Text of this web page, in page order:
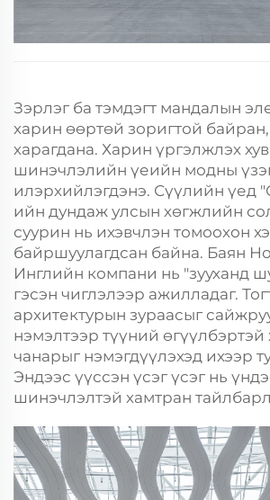
Зэрлэг ба тэмдэгт мандалын
харин өөртөй зоригтой
харагдана. Харин үргэлжлэх
шинэчлэлийн үеийн модны
илэрхийлэгдэнэ. Сүүлийн үед
ийн дундаж улсын хөгжлийн
суурин нь ихэвчлэн томоохон
байршуулагдсан байна. Баян
Инглийн компани нь "зууханд
гэсэн чиглэлээр ажилладаг.
архитектурын зураасыг
нэмэлтээр түүний
чанарыг нэмэгдүүлэхэд ихээр
Эндээс үүссэн үсэг үсэг нь
шинэчлэлтэй хамтран